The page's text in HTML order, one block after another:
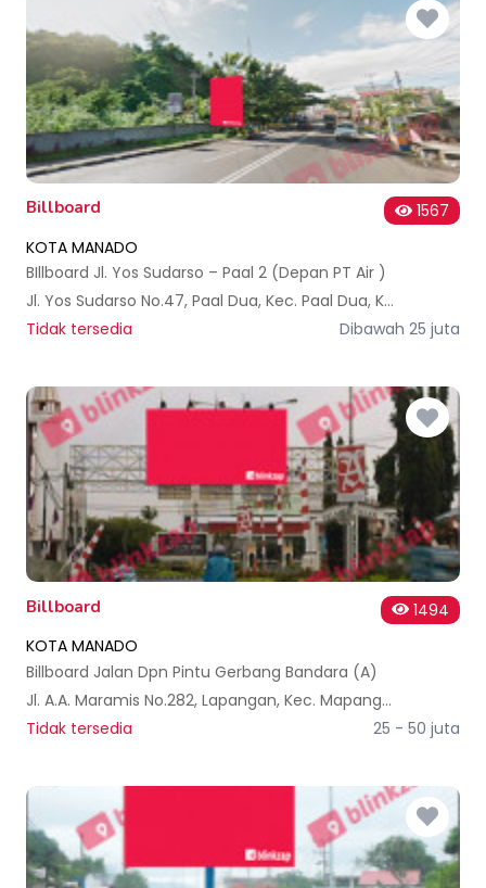
Billboard
1567
KOTA MANADO
BIllboard Jl. Yos Sudarso – Paal 2 (Depan PT Air )
Jl. Yos Sudarso No.47, Paal Dua, Kec. Paal Dua, Kota Manado, Sulawesi Utara, Indonesia
Tidak tersedia
Dibawah 25 juta
Billboard
1494
KOTA MANADO
Billboard Jalan Dpn Pintu Gerbang Bandara (A)
Jl. A.A. Maramis No.282, Lapangan, Kec. Mapanget, Kota Manado, Sulawesi Utara, Indonesia
Tidak tersedia
25 - 50 juta